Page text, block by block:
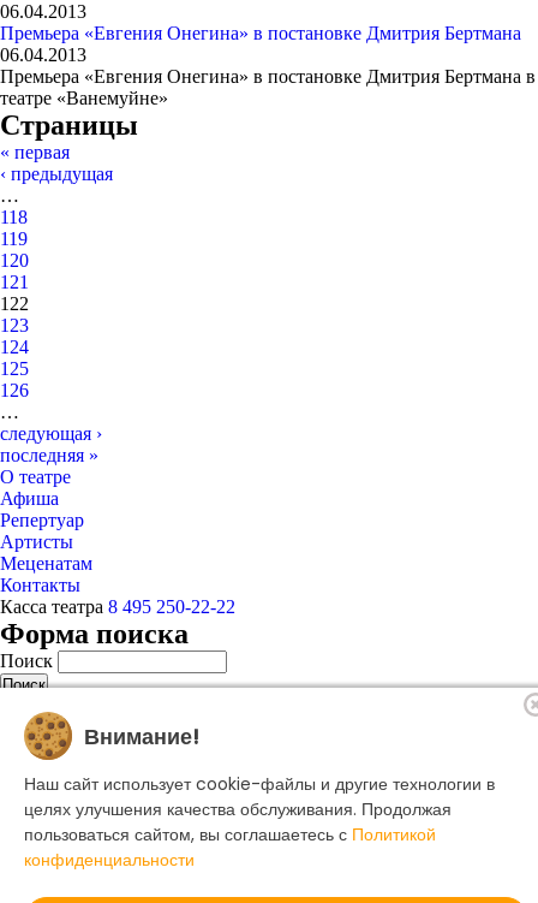
06.04.2013
Премьера «Евгения Онегина» в постановке Дмитрия Бертмана
06.04.2013
Премьера «Евгения Онегина» в постановке Дмитрия Бертмана в
театре «Ванемуйне»
Страницы
« первая
‹ предыдущая
…
118
119
120
121
122
123
124
125
126
…
следующая ›
последняя »
О театре
Афиша
Репертуар
Артисты
Меценатам
Контакты
Касса театра 8 495 250-22-22
Форма поиска
Поиск
© 2025 Музыкальный театр Геликон-опера.
Политика конфиденциальности
Создание сайта -Dillix Media
Внимание!
Наш сайт использует cookie-файлы и другие технологии в
целях улучшения качества обслуживания. Продолжая
пользоваться сайтом, вы соглашаетесь с Политикой
конфиденциальности